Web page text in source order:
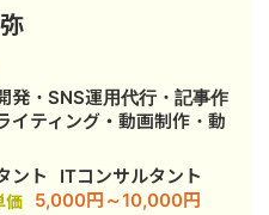
レット・チラシ・会社案内
記事、人事記事 その他：フ
織図・提案資料のビジュア
可：Gensparkをはじめと
ルの使用経験があります。
・連絡方法 オンライン： 全
対応（Zoom / Google Meet
対面： 交通費をご負担い
全国対応可能 📩 まずは
戦略立案 └動画制作
コンサル └TikTok運用代行
スクール講師業 └株式会社
営するYouTubeスクール講
の伸ばし方を教えるスク
画制作本数220本以上 ・外
以上(クラウドソーシング
発・SNS運用代行・記事作
イティング・動画制作・動
ント ITコンサルタント
価 5,000円～10,000円